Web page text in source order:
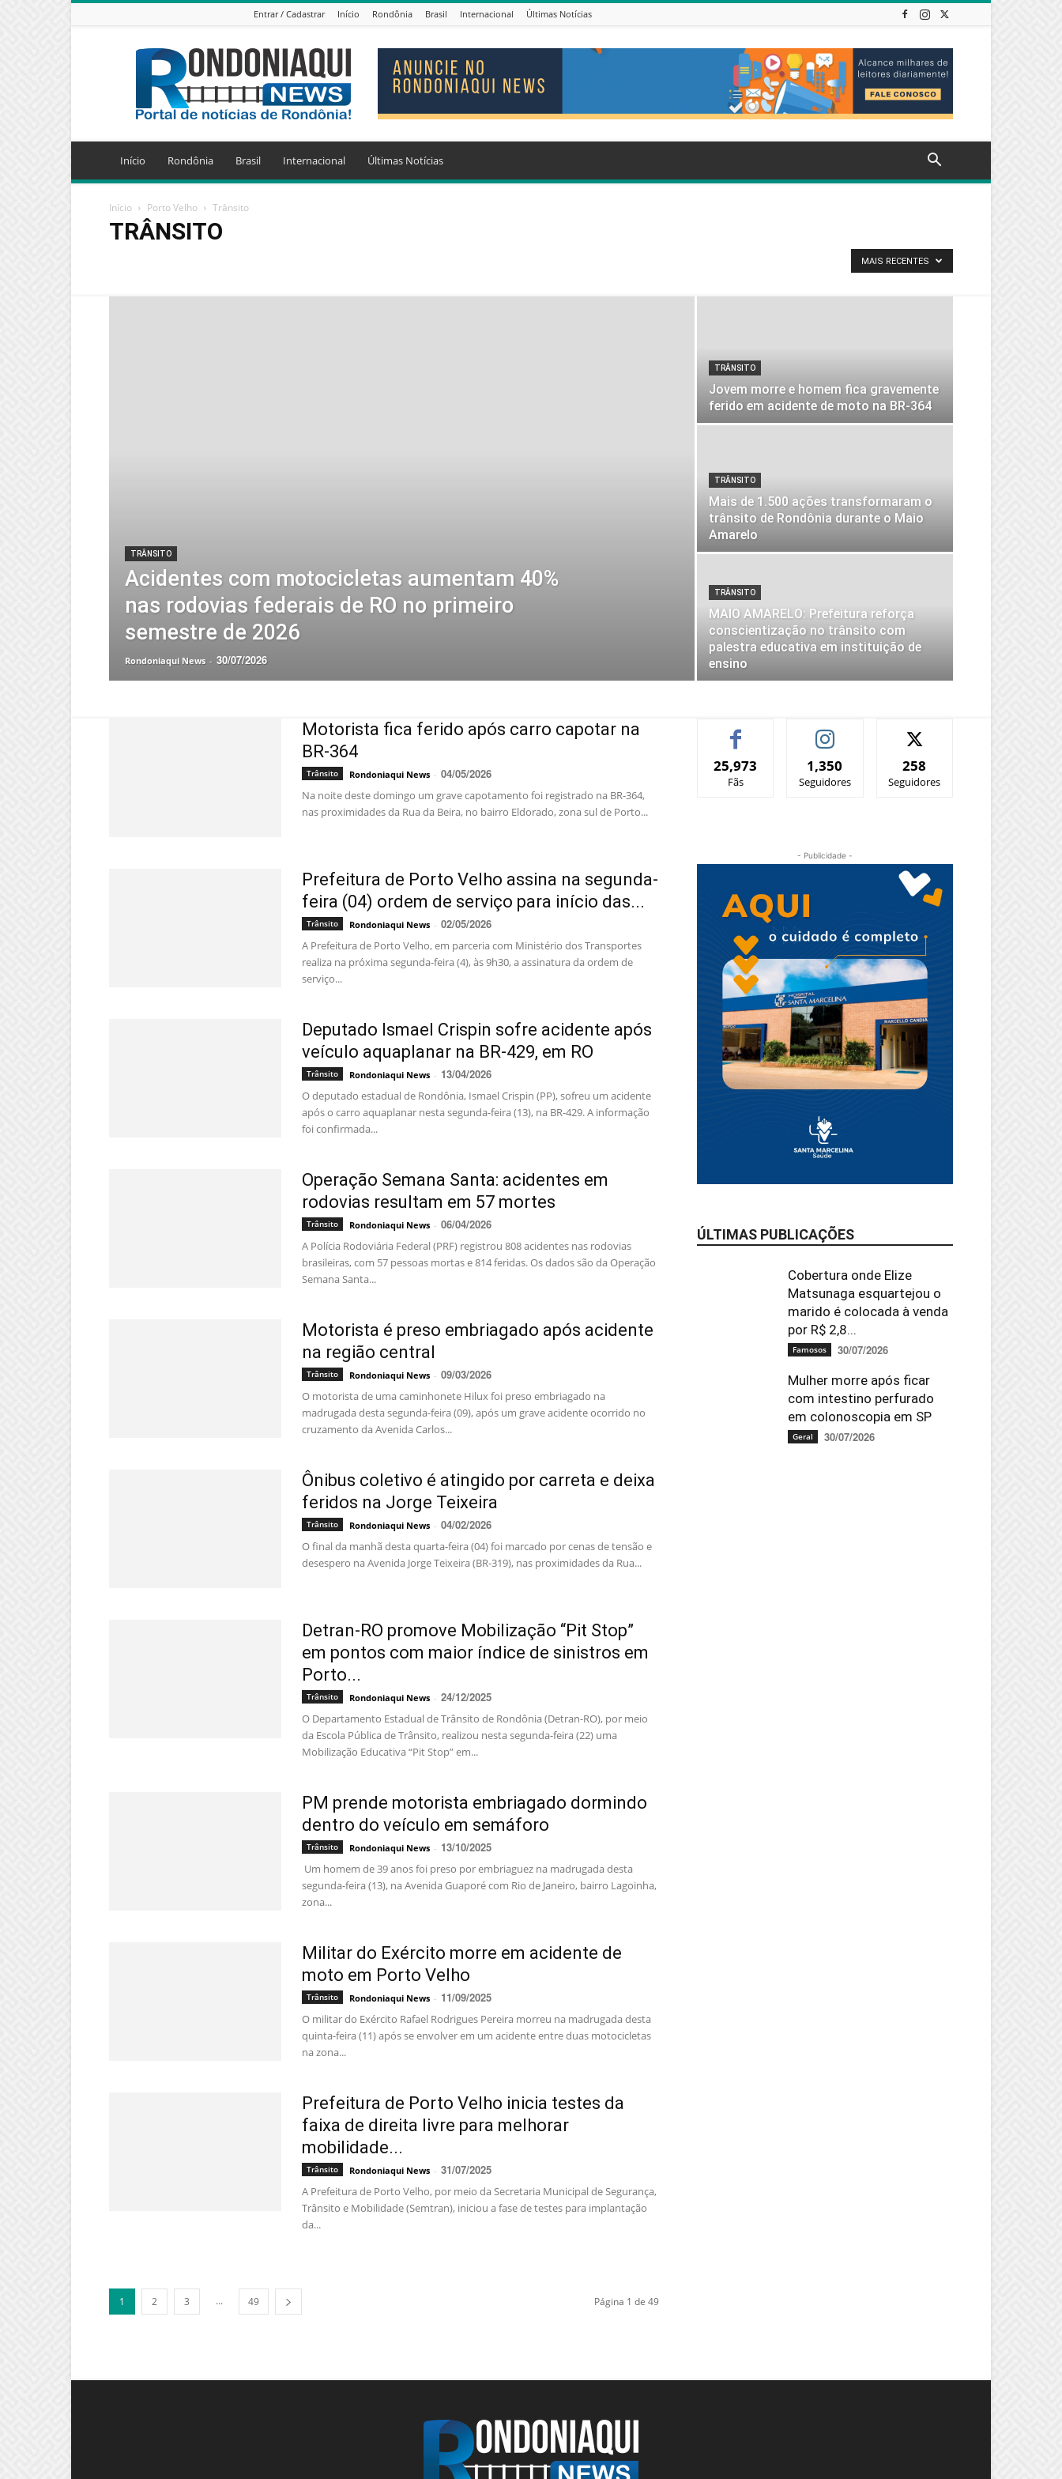
Entrar / Cadastrar Início Rondônia Brasil Internacional Últimas Notícias
Jornal
Eletrônico
Rondoniaqui
News
Início Rondônia Brasil Internacional Últimas Notícias
Início Porto Velho Trânsito
TRÂNSITO
MAIS RECENTES
TRÂNSITO
Acidentes com motocicletas aumentam 40%
nas rodovias federais de RO no primeiro
semestre de 2026
Rondoniaqui News - 30/07/2026
TRÂNSITO
Jovem morre e homem fica gravemente
ferido em acidente de moto na BR-364
TRÂNSITO
Mais de 1.500 ações transformaram o
trânsito de Rondônia durante o Maio
Amarelo
TRÂNSITO
MAIO AMARELO: Prefeitura reforça
conscientização no trânsito com
palestra educativa em instituição de
ensino
Motorista fica ferido após carro capotar na
BR-364
Trânsito Rondoniaqui News - 04/05/2026
Na noite deste domingo um grave capotamento foi registrado na BR-364,
nas proximidades da Rua da Beira, no bairro Eldorado, zona sul de Porto...
Prefeitura de Porto Velho assina na segunda-
feira (04) ordem de serviço para início das...
Trânsito Rondoniaqui News - 02/05/2026
A Prefeitura de Porto Velho, em parceria com Ministério dos Transportes
realiza na próxima segunda-feira (4), às 9h30, a assinatura da ordem de
serviço...
Deputado Ismael Crispin sofre acidente após
veículo aquaplanar na BR-429, em RO
Trânsito Rondoniaqui News - 13/04/2026
O deputado estadual de Rondônia, Ismael Crispin (PP), sofreu um acidente
após o carro aquaplanar nesta segunda-feira (13), na BR-429. A informação
foi confirmada...
Operação Semana Santa: acidentes em
rodovias resultam em 57 mortes
Trânsito Rondoniaqui News - 06/04/2026
A Polícia Rodoviária Federal (PRF) registrou 808 acidentes nas rodovias
brasileiras, com 57 pessoas mortas e 814 feridas. Os dados são da Operação
Semana Santa...
Motorista é preso embriagado após acidente
na região central
Trânsito Rondoniaqui News - 09/03/2026
O motorista de uma caminhonete Hilux foi preso embriagado na
madrugada desta segunda-feira (09), após um grave acidente ocorrido no
cruzamento da Avenida Carlos...
Ônibus coletivo é atingido por carreta e deixa
feridos na Jorge Teixeira
Trânsito Rondoniaqui News - 04/02/2026
O final da manhã desta quarta-feira (04) foi marcado por cenas de tensão e
desespero na Avenida Jorge Teixeira (BR-319), nas proximidades da Rua...
Detran-RO promove Mobilização “Pit Stop”
em pontos com maior índice de sinistros em
Porto...
Trânsito Rondoniaqui News - 24/12/2025
O Departamento Estadual de Trânsito de Rondônia (Detran-RO), por meio
da Escola Pública de Trânsito, realizou nesta segunda-feira (22) uma
Mobilização Educativa “Pit Stop” em...
PM prende motorista embriagado dormindo
dentro do veículo em semáforo
Trânsito Rondoniaqui News - 13/10/2025
Um homem de 39 anos foi preso por embriaguez na madrugada desta
segunda-feira (13), na Avenida Guaporé com Rio de Janeiro, bairro Lagoinha,
zona...
Militar do Exército morre em acidente de
moto em Porto Velho
Trânsito Rondoniaqui News - 11/09/2025
O militar do Exército Rafael Rodrigues Pereira morreu na madrugada desta
quinta-feira (11) após se envolver em um acidente entre duas motocicletas
na zona...
Prefeitura de Porto Velho inicia testes da
faixa de direita livre para melhorar
mobilidade...
Trânsito Rondoniaqui News - 31/07/2025
A Prefeitura de Porto Velho, por meio da Secretaria Municipal de Segurança,
Trânsito e Mobilidade (Semtran), iniciou a fase de testes para implantação
da...
1 2 3 ... 49 Página 1 de 49
25,973
Fãs
1,350
Seguidores
258
Seguidores
- Publicidade -
ÚLTIMAS PUBLICAÇÕES
Cobertura onde Elize
Matsunaga esquartejou o
marido é colocada à venda
por R$ 2,8...
Famosos 30/07/2026
Mulher morre após ficar
com intestino perfurado
em colonoscopia em SP
Geral 30/07/2026